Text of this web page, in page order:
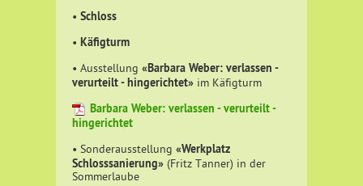
• Schloss
• Käfigturm
• Ausstellung «Barbara Weber: verlassen -
verurteilt - hingerichtet» im Käfigturm
Barbara Weber: verlassen - verurteilt -
hingerichtet
• Sonderausstellung «Werkplatz
Schlosssanierung» (Fritz Tanner) in der
Sommerlaube